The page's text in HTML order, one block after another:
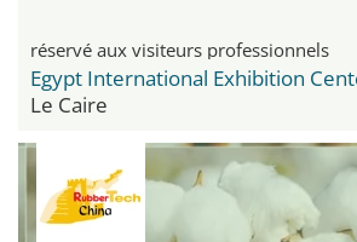
réservé aux visiteurs professionnels
Egypt International Exhibition
Le Caire